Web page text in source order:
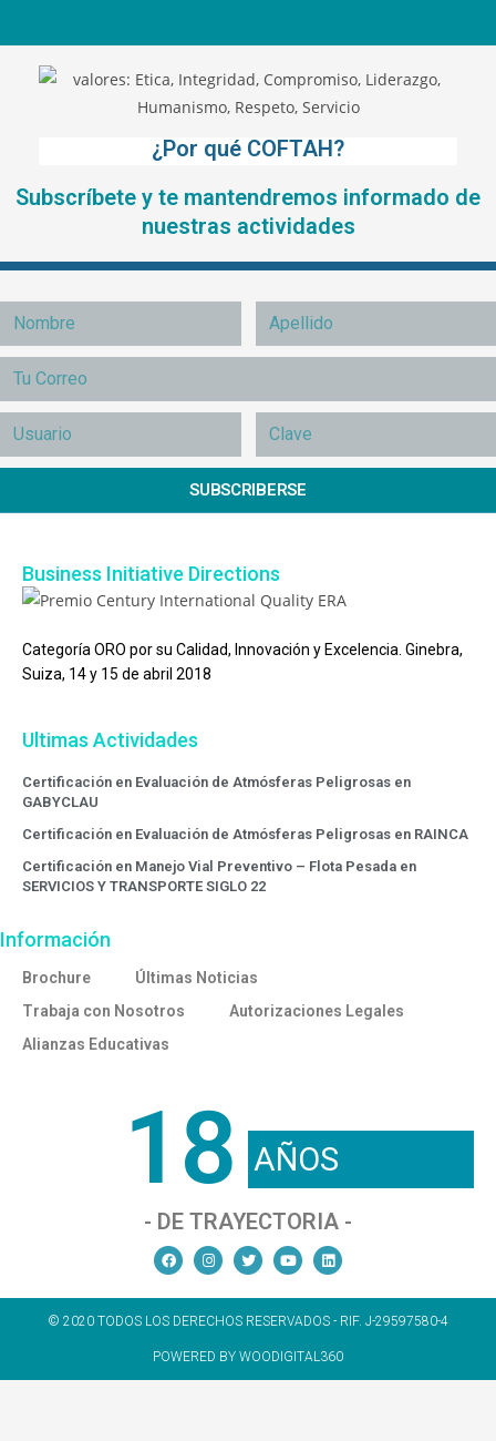
¿Por qué COFTAH?
Subscríbete y te mantendremos informado de
nuestras actividades
SUBSCRIBERSE
Business Initiative Directions
Categoría ORO por su Calidad, Innovación y Excelencia. Ginebra,
Suiza, 14 y 15 de abril 2018
Ultimas Actividades
Certificación en Evaluación de Atmósferas Peligrosas en
GABYCLAU
Certificación en Evaluación de Atmósferas Peligrosas en RAINCA
Certificación en Manejo Vial Preventivo – Flota Pesada en
SERVICIOS Y TRANSPORTE SIGLO 22
Información
Brochure
Últimas Noticias
Trabaja con Nosotros
Autorizaciones Legales
Alianzas Educativas
18 AÑOS
- DE TRAYECTORIA -
© 2020 TODOS LOS DERECHOS RESERVADOS - RIF. J-29597580-4
POWERED BY WOODIGITAL360